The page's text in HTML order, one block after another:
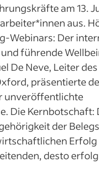
am 13.
aus.
Webinars: Der
führende
De Neve, Leiter
präsentierte
unveröffentlichte
Die Kernbotschaft:
der
Erfolg
desto